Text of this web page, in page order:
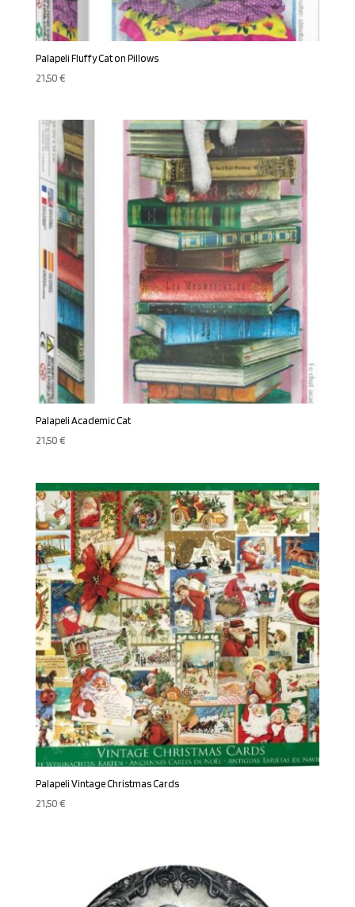
Palapeli Fluffy Cat on Pillows
21,50€
Palapeli Academic Cat
21,50€
Palapeli Vintage Christmas Cards
21,50€